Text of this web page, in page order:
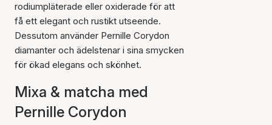
rodiumpläterade eller oxiderade för att
få ett elegant och rustikt utseende.
Dessutom använder Pernille Corydon
diamanter och ädelstenar i sina smycken
för ökad elegans och skönhet.
Mixa & matcha med
Pernille Corydon